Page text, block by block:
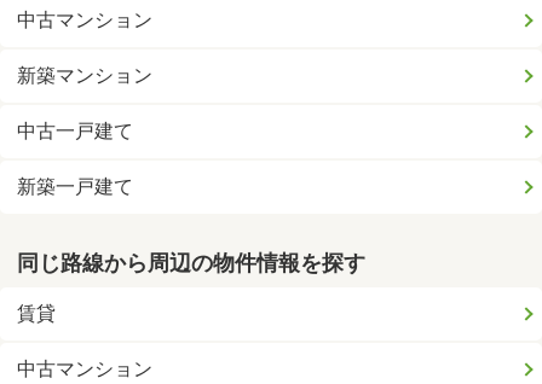
中古マンション
新築マンション
中古一戸建て
新築一戸建て
同じ路線から周辺の物件情報を探す
賃貸
中古マンション